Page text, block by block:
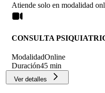
Atiende solo en modalidad
CONSULTA
ModalidadOnline
Duración45 min
Ver detalles